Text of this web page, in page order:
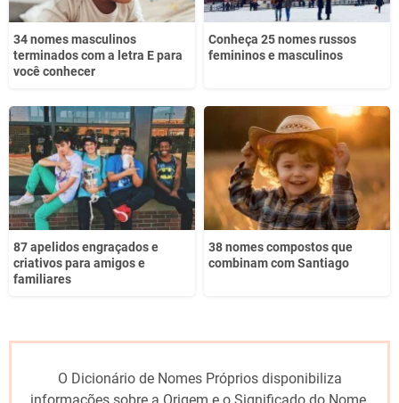
34 nomes masculinos
terminados com a letra E para
você conhecer
Conheça 25 nomes russos
femininos e masculinos
87 apelidos engraçados e
criativos para amigos e
familiares
38 nomes compostos que
combinam com Santiago
O Dicionário de Nomes Próprios disponibiliza